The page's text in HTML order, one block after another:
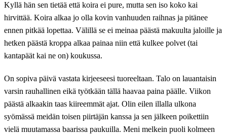
Kyllä hän sen tietää että koira ei pure, mutta sen iso koko kai
hirvittää. Koira alkaa jo olla kovin vanhuuden raihnas ja pitänee
ennen pitkää lopettaa. Välillä se ei meinaa päästä makuulta jaloille ja
hetken päästä kroppa alkaa painaa niin että kulkee polvet (tai
kantapäät kai ne on) koukussa.
On sopiva päivä vastata kirjeeseesi tuoreeltaan. Talo on lauantaisin
varsin rauhallinen eikä työtkään tällä haavaa paina päälle. Viikon
päästä alkaakin taas kiireemmät ajat. Olin eilen illalla ulkona
syömässä meidän toisen piirtäjän kanssa ja sen jälkeen poikettiin
vielä muutamassa baarissa paukuilla. Meni melkein puoli kolmeen